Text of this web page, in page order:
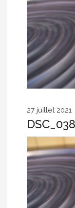
27 juillet 2021